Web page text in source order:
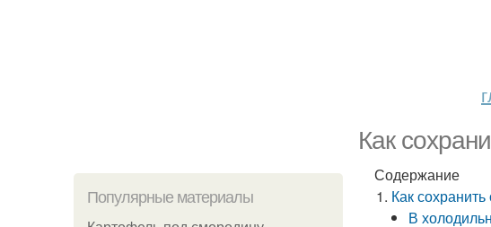
Как
Популярные материалы
Содержание
Как
В